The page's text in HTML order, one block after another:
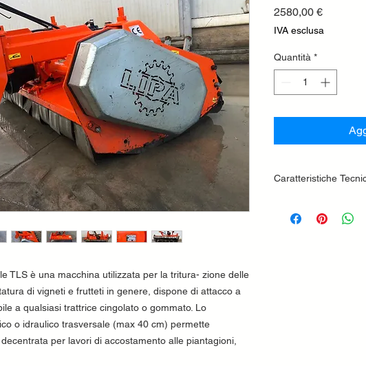
TLS è una macchina utilizzata per la tritura- zione delle
di vigneti e frutteti in genere, dispone di attacco a
a qualsiasi trattrice cingolato o gommato. Lo
o idraulico trasversale (max 40 cm) permette
per lavori di accostamento alle piantagioni,
2580,00 €Prezzo
IVA esclusa
Quantità *
Caratteristiche
Protezione